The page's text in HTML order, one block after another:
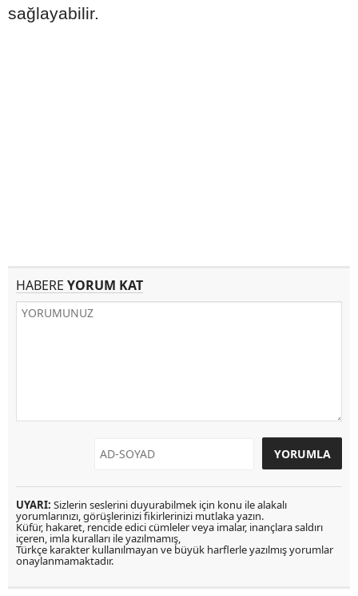
sağlayabilir.
HABERE YORUM KAT
UYARI: Sizlerin seslerini duyurabilmek için konu ile alakalı
yorumlarınızı, görüşlerinizi fikirlerinizi mutlaka yazın.
Küfür, hakaret, rencide edici cümleler veya imalar, inançlara saldırı
içeren, imla kuralları ile yazılmamış,
Türkçe karakter kullanılmayan ve büyük harflerle yazılmış yorumlar
onaylanmamaktadır.